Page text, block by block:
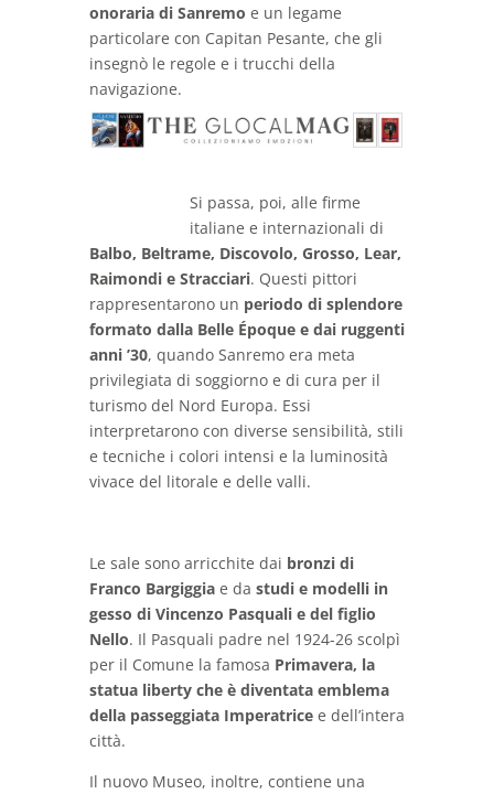
onoraria di Sanremo e un legame
particolare con Capitan Pesante, che gli
insegnò le regole e i trucchi della
navigazione.
Si passa, poi, alle firme
italiane e internazionali di
Balbo, Beltrame, Discovolo, Grosso, Lear,
Raimondi e Stracciari. Questi pittori
rappresentarono un periodo di splendore
formato dalla Belle Époque e dai ruggenti
anni ’30, quando Sanremo era meta
privilegiata di soggiorno e di cura per il
turismo del Nord Europa. Essi
interpretarono con diverse sensibilità, stili
e tecniche i colori intensi e la luminosità
vivace del litorale e delle valli.
Le sale sono arricchite dai bronzi di
Franco Bargiggiae da studi e modelli in
gesso di Vincenzo Pasquali e del figlio
Nello. Il Pasquali padre nel 1924-26 scolpì
per il Comune la famosa Primavera, la
statua liberty che è diventata emblema
della passeggiata Imperatricee dell’intera
città.
Il nuovo Museo, inoltre, contiene una